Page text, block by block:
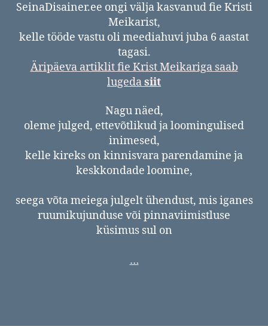
SeinaDisainer.ee ongi välja kasvanud fie Kristi
Meikarist,
kelle tööde vastu oli meediahuvi juba 6 aastat
tagasi.
Äripäeva artiklit fie Krist Meikariga saab
lugedasiit
Nagu näed,
oleme julged, ettevõtlikud ja loomingulised
inimesed,
kelle kireks on kinnisvara parendamine ja
keskkondade loomine,
seega võta meiega julgelt ühendust, mis iganes
ruumikujunduse või pinnaviimistluse
küsimus sul on
…